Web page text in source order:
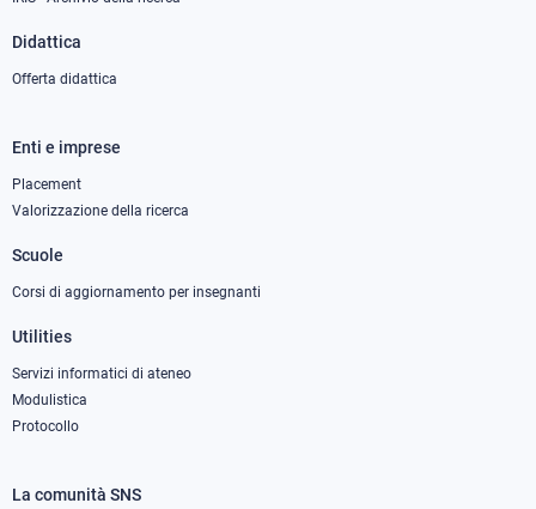
Didattica
Offerta didattica
Footer
column
Enti e imprese
Placement
Valorizzazione della ricerca
Scuole
Corsi di aggiornamento per insegnanti
Utilities
Servizi informatici di ateneo
Modulistica
Protocollo
La comunità SNS